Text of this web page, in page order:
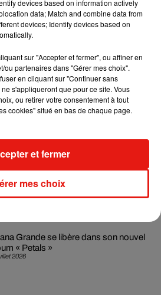
2026
session solaire
2026
Grande prendra une pause après
mondiale
Corps Malade emmène Styleto
trip dans son nouveau clip
2026
Grande se libère dans son nouvel
« Petals »
devices based on information actively
data; Match and combine data from
devices; Identify devices based on
sur "Accepter et fermer", ou affiner en
ou partenaires dans "Gérer mes choix".
en cliquant sur "Continuer sans
s'appliqueront que pour ce site. Vous
ou retirer votre consentement à tout
cookies" situé en bas de chaque page.
mes choix
et fermer